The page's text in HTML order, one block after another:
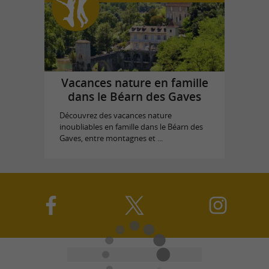
Vacances nature en famille
dans le Béarn des Gaves
Découvrez des vacances nature
inoubliables en famille dans le Béarn des
Gaves, entre montagnes et ...